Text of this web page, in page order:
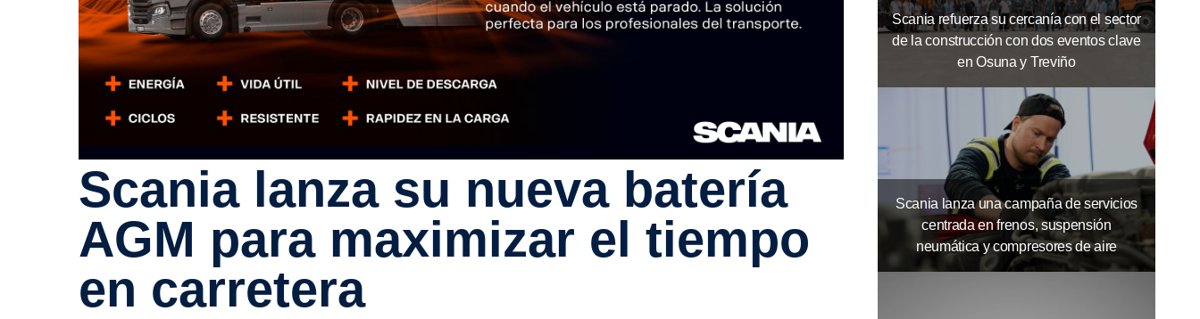
Scania lanza su nueva batería
AGM para maximizar el tiempo
en carre­tera
Scania refuerza su cercanía con el sector
de la construcción con dos eventos clave
en Osuna y Treviño
Scania lanza una campaña de servicios
centrada en frenos, suspensión
neumática y compresores de aire